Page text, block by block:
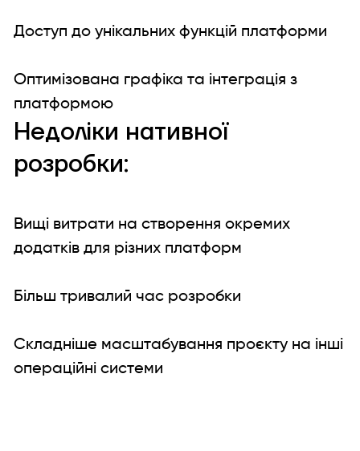
Доступ до унікальних функцій платформи
Оптимізована графіка та інтеграція з
платформою
Недоліки нативної
розробки:
Вищі витрати на створення окремих
додатків для різних платформ
Більш тривалий час розробки
Складніше масштабування проєкту на інші
операційні системи